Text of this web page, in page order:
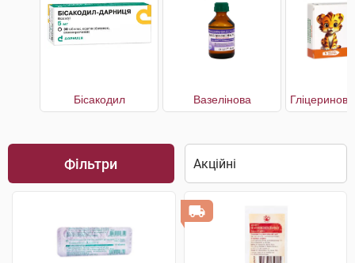
Бісакодил Вазелінова
Фільтри